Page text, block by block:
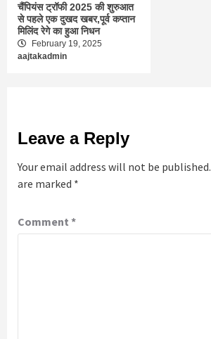
चैंपियंस ट्रॉफी 2025 की शुरुआत
से पहले एक दुखद खबर,पूर्व कप्तान
मिलिंद रेगे का हुआ निधन
February 19, 2025
aajtakadmin
Leave a Reply
Your email address will not be published.
are marked *
Comment *